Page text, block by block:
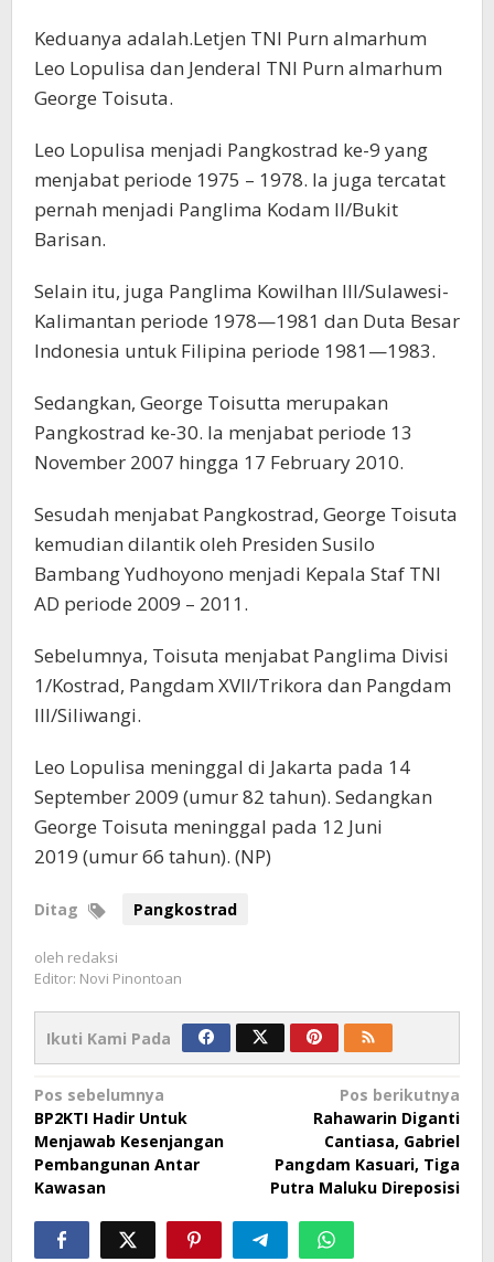
Keduanya adalah.Letjen TNI Purn almarhum
Leo Lopulisa dan Jenderal TNI Purn almarhum
George Toisuta.
Leo Lopulisa menjadi Pangkostrad ke-9 yang
menjabat periode 1975 – 1978. Ia juga tercatat
pernah menjadi Panglima Kodam II/Bukit
Barisan.
Selain itu, juga Panglima Kowilhan III/Sulawesi-
Kalimantan periode 1978—1981 dan Duta Besar
Indonesia untuk Filipina periode 1981—1983.
Sedangkan, George Toisutta merupakan
Pangkostrad ke-30. Ia menjabat periode 13
November 2007 hingga 17 February 2010.
Sesudah menjabat Pangkostrad, George Toisuta
kemudian dilantik oleh Presiden Susilo
Bambang Yudhoyono menjadi Kepala Staf TNI
AD periode 2009 – 2011.
Sebelumnya, Toisuta menjabat Panglima Divisi
1/Kostrad, Pangdam XVII/Trikora dan Pangdam
III/Siliwangi.
Leo Lopulisa meninggal di Jakarta pada 14
September 2009 (umur 82 tahun). Sedangkan
George Toisuta meninggal pada 12 Juni
2019 (umur 66 tahun). (NP)
Ditag Pangkostrad
oleh redaksi
Editor: Novi Pinontoan
Ikuti Kami Pada
Navigasi
pos
Pos sebelumnya
BP2KTI Hadir Untuk
Menjawab Kesenjangan
Pembangunan Antar
Kawasan
Pos berikutnya
Rahawarin Diganti
Cantiasa, Gabriel
Pangdam Kasuari, Tiga
Putra Maluku Direposisi